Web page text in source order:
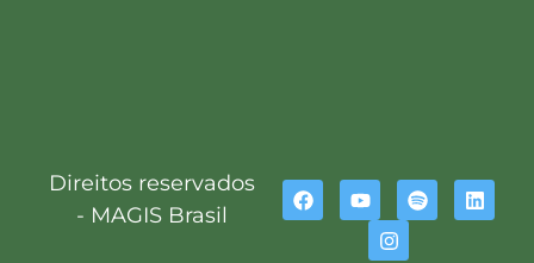
Direitos reservados
- MAGIS Brasil